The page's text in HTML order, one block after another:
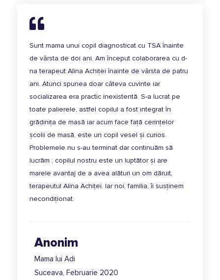
Sunt mama unui copil diagnosticat cu TSA înainte
de vârsta de doi ani. Am început colaborarea cu d-
na terapeut Alina Achiței înainte de vârsta de patru
ani. Atunci spunea doar câteva cuvinte iar
socializarea era practic inexistentă. S-a lucrat pe
toate palierele, astfel copilul a fost integrat în
grădinița de masă iar acum face față cerințelor
școlii de masă, este un copil vesel și curios.
Problemele nu s-au terminat dar continuăm să
lucrăm ; copilul nostru este un luptător și are
marele avantaj de a avea alături un om dăruit,
terapeutul Alina Achiței. Iar noi, familia, îi susținem
necondiționat.
Anonim
Mama lui Adi
Suceava, Februarie 2020